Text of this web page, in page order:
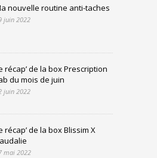
nouvelle routine anti-taches
juin 2022
récap’ de la box Prescription
du mois de juin
juin 2022
récap’ de la box Blissim X
mai 2022